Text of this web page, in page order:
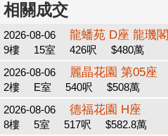
相關成交
2026-08-06 龍蟠苑 D座 龍璣閣
9樓 15室 426呎
$480萬
2026-08-06
麗晶花園 第05座
2樓 E室 540呎
$508萬
2026-08-06
德福花園 H座
8樓 5室 517呎
$582.8萬